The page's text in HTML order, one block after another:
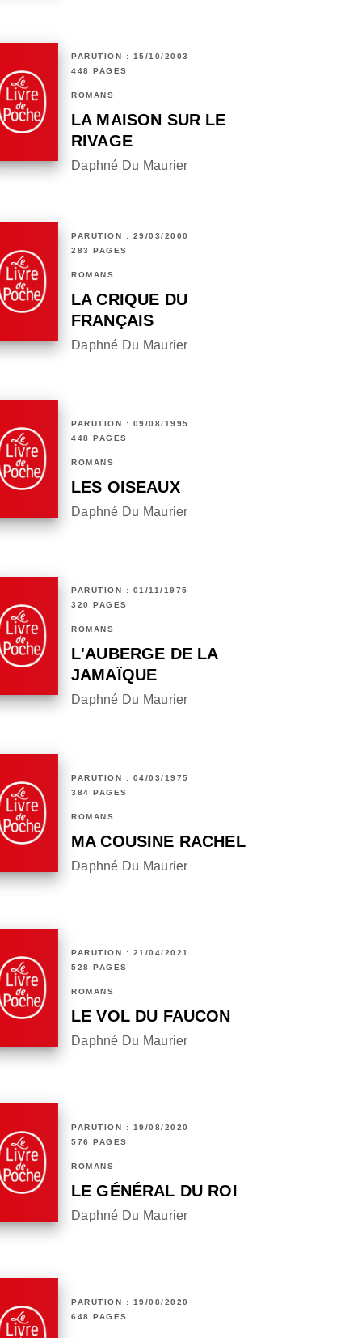
PARUTION : 15/10/2003
448 PAGES
ROMANS
LA MAISON SUR LE
RIVAGE
Daphné Du Maurier
PARUTION : 29/03/2000
283 PAGES
ROMANS
LA CRIQUE DU
FRANÇAIS
Daphné Du Maurier
PARUTION : 09/08/1995
448 PAGES
ROMANS
LES OISEAUX
Daphné Du Maurier
PARUTION : 01/11/1975
320 PAGES
ROMANS
L'AUBERGE DE LA
JAMAÏQUE
Daphné Du Maurier
PARUTION : 04/03/1975
384 PAGES
ROMANS
MA COUSINE RACHEL
Daphné Du Maurier
PARUTION : 21/04/2021
528 PAGES
ROMANS
LE VOL DU FAUCON
Daphné Du Maurier
PARUTION : 19/08/2020
576 PAGES
ROMANS
LE GÉNÉRAL DU ROI
Daphné Du Maurier
PARUTION : 19/08/2020
648 PAGES